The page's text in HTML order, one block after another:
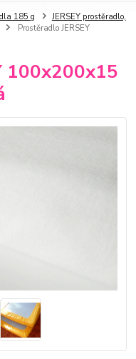
185 g
JERSEY prostěradlo,
Prostěradlo JERSEY
100x200x15